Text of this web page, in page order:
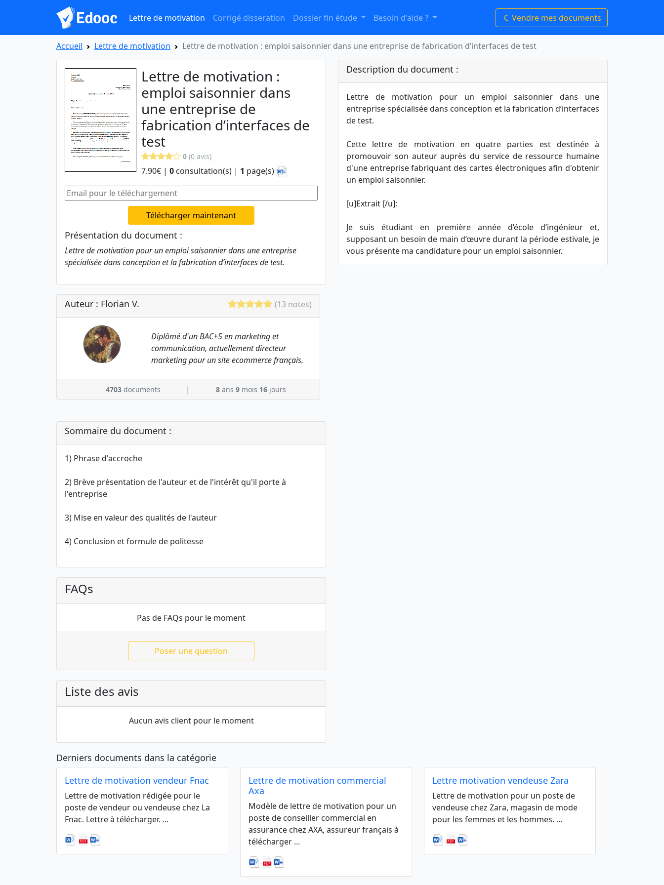
Lettre de motivation Corrigé disseration Dossier fin étude Besoin d'aide ? Vendre mes documents
Accueil Lettre de motivation Lettre de motivation : emploi saisonnier dans une entreprise de fabrication d’interfaces de test
Lettre de motivation :
emploi saisonnier dans
une entreprise de
fabrication d’interfaces de
test
0 (0 avis)
7.90€ | 0 consultation(s) | 1 page(s)
Télécharger maintenant
Présentation du document :
Lettre de motivation pour un emploi saisonnier dans une entreprise
spécialisée dans conception et la fabrication d’interfaces de test.
Description du document :
Lettre de motivation pour un emploi saisonnier dans une
entreprise spécialisée dans conception et la fabrication d’interfaces
de test.
Cette lettre de motivation en quatre parties est destinée à
promouvoir son auteur auprès du service de ressource humaine
d'une entreprise fabriquant des cartes électroniques afin d'obtenir
un emploi saisonnier.
[u]Extrait [/u]:
Je suis étudiant en première année d’école d’ingénieur et,
supposant un besoin de main d’œuvre durant la période estivale, je
vous présente ma candidature pour un emploi saisonnier.
Auteur : Florian V. (13 notes)
Diplômé d'un BAC+5 en marketing et
communication, actuellement directeur
marketing pour un site ecommerce français.
4703 documents | 8ans 9mois 16jours
Sommaire du document :
1) Phrase d'accroche
2) Brève présentation de l'auteur et de l'intérêt qu'il porte à
l'entreprise
3) Mise en valeur des qualités de l'auteur
4) Conclusion et formule de politesse
FAQs
Pas de FAQs pour le moment
Poser une question
Liste des avis
Aucun avis client pour le moment
Derniers documents dans la catégorie
Lettre de motivation vendeur Fnac
Lettre de motivation rédigée pour le
poste de vendeur ou vendeuse chez La
Fnac. Lettre à télécharger. ...
Lettre de motivation commercial
Axa
Modèle de lettre de motivation pour un
poste de conseiller commercial en
assurance chez AXA, assureur français à
télécharger ...
Lettre motivation vendeuse Zara
Lettre de motivation pour un poste de
vendeuse chez Zara, magasin de mode
pour les femmes et les hommes. ...